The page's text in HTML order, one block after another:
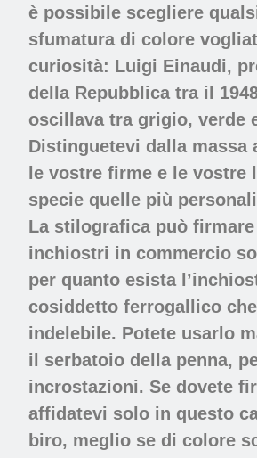
è possibile scegliere
sfumatura di colore
curiosità: Luigi Einaudi,
della Repubblica tra il
oscillava tra grigio, verde
Distinguetevi dalla massa
le vostre firme e le vostre
specie quelle più
La stilografica può
inchiostri in commercio
per quanto esista
cosiddetto ferrogallico
indelebile. Potete usarlo
il serbatoio della penna,
incrostazioni. Se dovete
affidatevi solo in questo
biro, meglio se di colore